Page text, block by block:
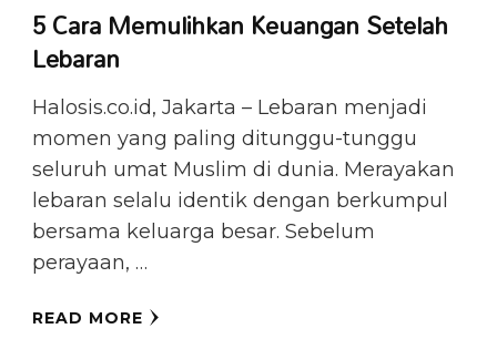
5 Cara Memulihkan Keuangan Setelah
Lebaran
Halosis.co.id, Jakarta – Lebaran menjadi
momen yang paling ditunggu-tunggu
seluruh umat Muslim di dunia. Merayakan
lebaran selalu identik dengan berkumpul
bersama keluarga besar. Sebelum
perayaan, …
READ MORE